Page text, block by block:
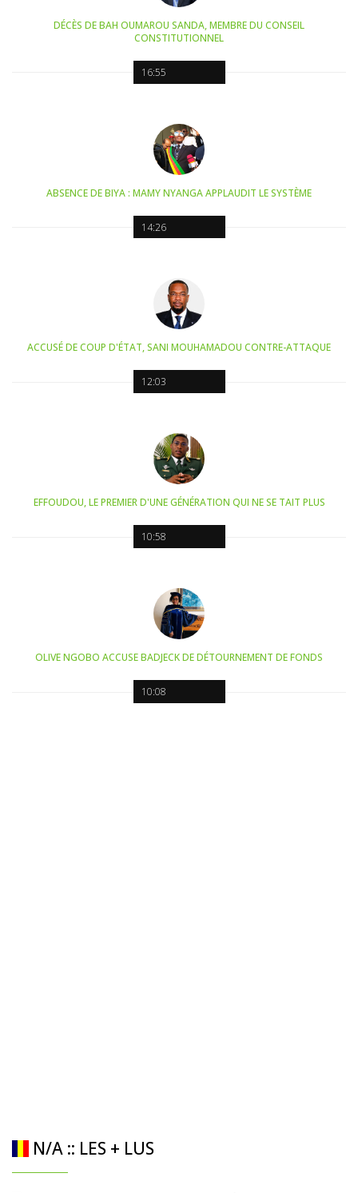
16:55
DÉCÈS DE BAH OUMAROU SANDA, MEMBRE DU CONSEIL
CONSTITUTIONNEL
14:26
ABSENCE DE BIYA : MAMY NYANGA APPLAUDIT LE SYSTÈME
12:03
ACCUSÉ DE COUP D'ÉTAT, SANI MOUHAMADOU CONTRE-ATTAQUE
10:58
EFFOUDOU, LE PREMIER D'UNE GÉNÉRATION QUI NE SE TAIT PLUS
10:08
OLIVE NGOBO ACCUSE BADJECK DE DÉTOURNEMENT DE FONDS
N/A :: LES + LUS